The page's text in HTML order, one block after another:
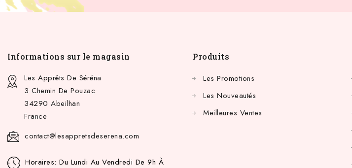
Informations sur le magasin
Les Apprêts De Séréna
3 Chemin De Pouzac
34290 Abeilhan
France
contact@lesappretsdeserena.com
Horaires: Du Lundi Au Vendredi De 9h À
Produits
Les Promotions
Les Nouveautés
Meilleures Ventes